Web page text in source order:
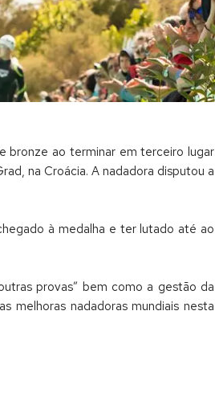
bronze ao terminar em terceiro lugar
na Croácia. A nadadora disputou a
à medalha e ter lutado até ao
provas” bem como a gestão da
melhoras nadadoras mundiais nesta